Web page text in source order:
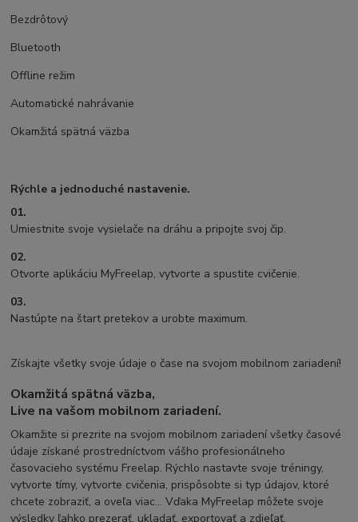
Bezdrôtový
Bluetooth
Offline režim
Automatické nahrávanie
Okamžitá spätná väzba
Rýchle a jednoduché nastavenie.
01.
Umiestnite svoje vysielače na dráhu a pripojte svoj čip.
02.
Otvorte aplikáciu MyFreelap, vytvorte a spustite cvičenie.
03.
Nastúpte na štart pretekov a urobte maximum.
Získajte všetky svoje údaje o čase na svojom mobilnom zariadení!
Okamžitá spätná väzba,
Live na vašom mobilnom zariadení.
Okamžite si prezrite na svojom mobilnom zariadení všetky časové
údaje získané prostredníctvom vášho profesionálneho
časovacieho systému Freelap. Rýchlo nastavte svoje tréningy,
vytvorte tímy, vytvorte cvičenia, prispôsobte si typ údajov, ktoré
chcete zobraziť, a oveľa viac... Vďaka MyFreelap môžete svoje
výsledky ľahko prezerať, ukladať, exportovať a zdieľať.